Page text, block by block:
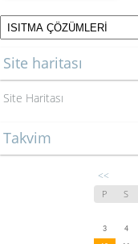
Site haritası
Site Haritası
Takvim
<<
P S
3
4